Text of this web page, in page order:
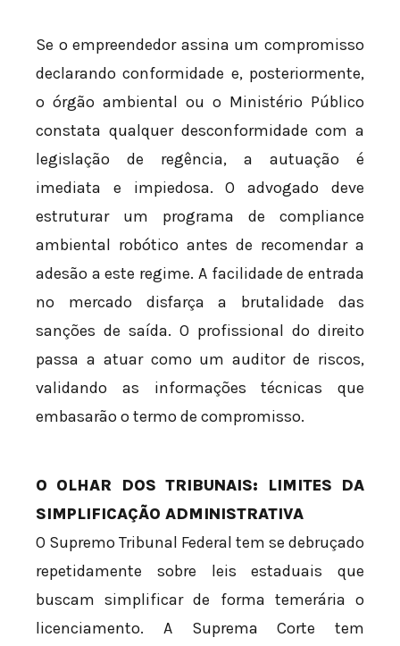
Se o empreendedor assina um compromisso
declarando conformidade e, posteriormente,
o órgão ambiental ou o Ministério Público
constata qualquer desconformidade com a
legislação de regência, a autuação é
imediata e impiedosa. O advogado deve
estruturar um programa de compliance
ambiental robótico antes de recomendar a
adesão a este regime. A facilidade de entrada
no mercado disfarça a brutalidade das
sanções de saída. O profissional do direito
passa a atuar como um auditor de riscos,
validando as informações técnicas que
embasarão o termo de compromisso.
O OLHAR DOS TRIBUNAIS: LIMITES DA
SIMPLIFICAÇÃO ADMINISTRATIVA
O Supremo Tribunal Federal tem se debruçado
repetidamente sobre leis estaduais que
buscam simplificar de forma temerária o
licenciamento. A Suprema Corte tem